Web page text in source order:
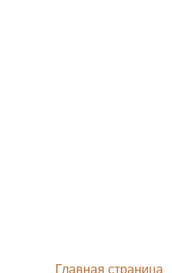
Главная страница